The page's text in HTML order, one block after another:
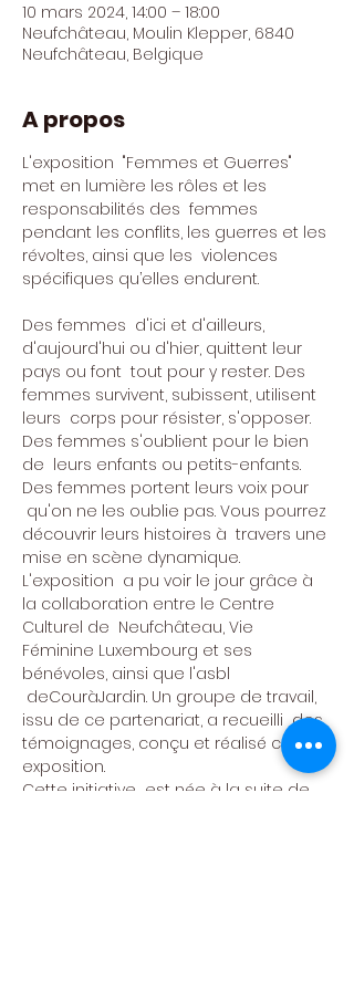
10 mars 2024, 14:00 – 18:00
Neufchâteau, Moulin Klepper, 6840
Neufchâteau, Belgique
A propos
L'exposition  "Femmes et Guerres"
met en lumière les rôles et les
responsabilités des  femmes
pendant les conflits, les guerres et les
révoltes, ainsi que les  violences
spécifiques qu’elles endurent.
Des femmes  d'ici et d'ailleurs,
d'aujourd'hui ou d'hier, quittent leur
pays ou font  tout pour y rester. Des
femmes survivent, subissent, utilisent
leurs  corps pour résister, s'opposer.
Des femmes s'oublient pour le bien
de  leurs enfants ou petits-enfants.
Des femmes portent leurs voix pour
qu'on ne les oublie pas. Vous pourrez
découvrir leurs histoires à  travers une
mise en scène dynamique.
L'exposition  a pu voir le jour grâce à
la collaboration entre le Centre
Culturel de  Neufchâteau, Vie
Féminine Luxembourg et ses
bénévoles, ainsi que l'asbl
deCouràJardin. Un groupe de travail,
issu de ce partenariat, a recueilli  des
témoignages, conçu et réalisé cette
exposition.
Cette initiative  est née à la suite de